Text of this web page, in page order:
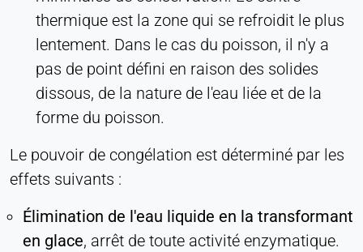
thermique est la zone qui se refroidit le plus
lentement. Dans le cas du poisson, il n'y a
pas de point défini en raison des solides
dissous, de la nature de l'eau liée et de la
forme du poisson.
Le pouvoir de congélation est déterminé par les
effets suivants :
Élimination de l'eau liquide en la transformant
en glace, arrêt de toute activité enzymatique.